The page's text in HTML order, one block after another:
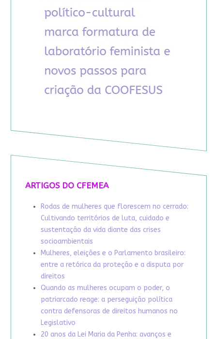
ARTIGOS DO CFEMEA
Rodas de mulheres que florescem no cerrado:
Cultivando territórios de luta, cuidado e
sustentação da vida diante das crises
socioambientais
Mulheres, eleições e o Parlamento brasileiro:
entre a retórica da proteção e a disputa por
direitos
Quando as mulheres ocupam o poder, o
patriarcado reage: a perseguição política
contra defensoras de direitos humanos no
Legislativo
20 anos da Lei Maria da Penha: avanços e